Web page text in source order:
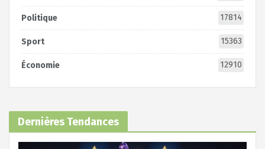
Politique 17814
Sport 15363
Économie 12910
Dernières Tendances